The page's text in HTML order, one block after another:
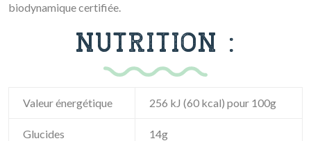
biodynamique certifiée.
NUTRITION :
Valeur énergétique 256 kJ (60 kcal) pour 100g
Glucides 14g